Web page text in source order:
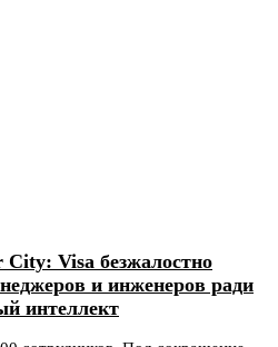
City: Visa безжалостно
и инженеров ради
интеллект